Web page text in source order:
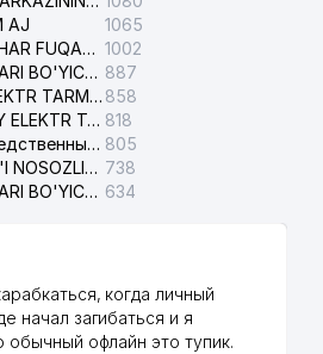
AJ
1065
TOSHKENT SHAHAR FUQAROLIK ISHLARI BO'YICHA SUDI 1002
FUQAROLIK ISHLARI BO'YICHA YAKKASAROY TUMANLARARO SUDI 887
YUNUSOBOD ELEKTR TARMOG'I NOSOZLIKLARI XIZMATI 858
NAVOIY HUDUDIY ELEKTR TARMOQLARI KORXONASI AJ 818
Ташкентский следственный изолятор 805
ELEKTRTARMOG'I NOSOZLIKLARINI TO'ZATISH SERGELI XIZMATI 738
FUQAROLIK ISHLARI BO'YICHA UCH-TEPA TUMANI SUDI 634
когда личный
начал загибаться и я
обычный офлайн это тупик.